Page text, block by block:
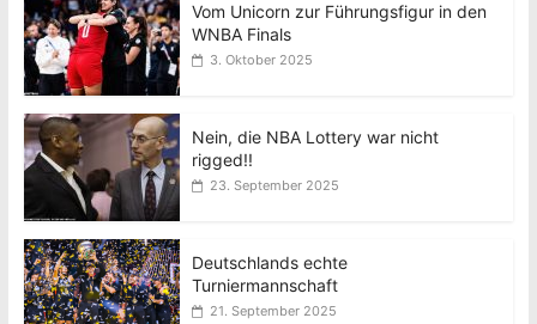
Vom Unicorn zur Führungsfigur in den
WNBA Finals
3. Oktober 2025
Nein, die NBA Lottery war nicht
rigged!!
23. September 2025
Deutschlands echte
Turniermannschaft
21. September 2025